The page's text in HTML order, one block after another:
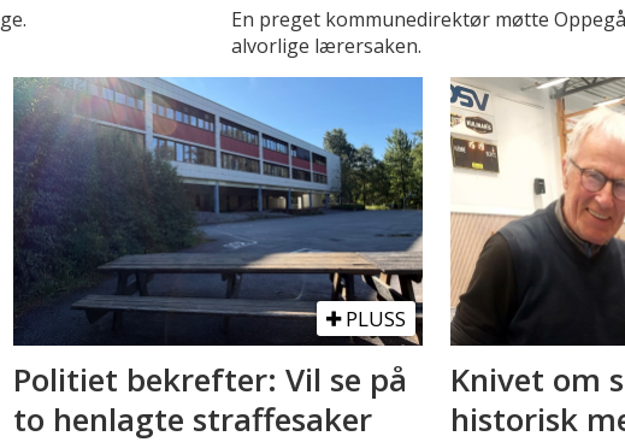
En preget kommunedirektør møtte
alvorlige lærersaken.
PLUSS
Politiet bekrefter: Vil se på
to henlagte straffesaker
Knivet om
historisk